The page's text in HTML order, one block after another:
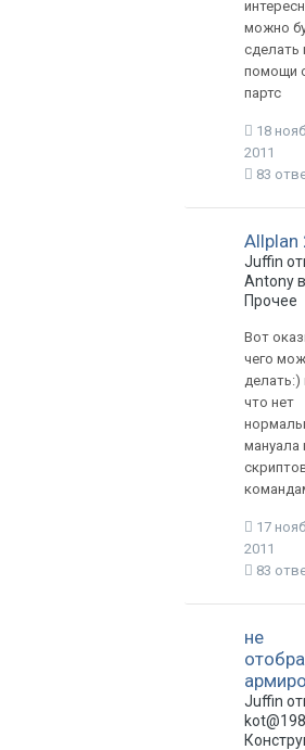
можно
сделать
помощи
партс
18
2011
83
Allplan
Juffin
Antony
Прочее
Вот
чего
делать:)
что нет
мануала
17
2011
83
не
Juffin